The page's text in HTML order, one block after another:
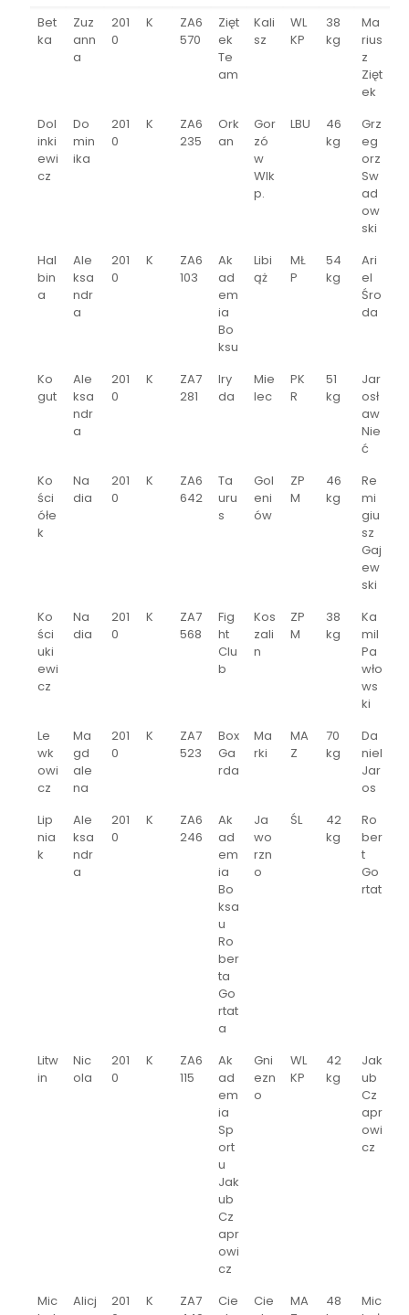
Bet
ka
Zuz
ann
a
201
0
K
ZA6
570
Zięt
ek
Te
am
Kali
sz
WL
KP
38
kg
Ma
rius
z
Zięt
ek
Dol
inki
ewi
cz
Do
min
ika
201
0
K
ZA6
235
Ork
an
Gor
zó
w
Wlk
p.
LBU
46
kg
Grz
eg
orz
Sw
ad
ow
ski
Hal
bin
a
Ale
ksa
ndr
a
201
0
K
ZA6
103
Ak
ad
em
ia
Bo
ksu
Libi
ąż
MŁ
P
54
kg
Ari
el
Śro
da
Ko
gut
Ale
ksa
ndr
a
201
0
K
ZA7
281
Iry
da
Mie
lec
PK
R
51
kg
Jar
osł
aw
Nie
ć
Ko
ści
ółe
k
Na
dia
201
0
K
ZA6
642
Ta
uru
s
Gol
eni
ów
ZP
M
46
kg
Re
mi
giu
sz
Gaj
ew
ski
Ko
ści
uki
ewi
cz
Na
dia
201
0
K
ZA7
568
Fig
ht
Clu
b
Kos
zali
n
ZP
M
38
kg
Ka
mil
Pa
wło
ws
ki
Le
wk
owi
cz
Ma
gd
ale
na
201
0
K
ZA7
523
Box
Ga
rda
Ma
rki
MA
Z
70
kg
Da
niel
Jar
os
Lip
nia
k
Ale
ksa
ndr
a
201
0
K
ZA6
246
Ak
ad
em
ia
Bo
ksa
u
Ro
ber
ta
Go
rtat
a
Ja
wo
rzn
o
ŚL
42
kg
Ro
ber
t
Go
rtat
Litw
in
Nic
ola
201
0
K
ZA6
115
Ak
ad
em
ia
Sp
ort
u
Jak
ub
Cz
apr
owi
cz
Gni
ezn
o
WL
KP
42
kg
Jak
ub
Cz
apr
owi
cz
Mic
Alicj
201
K
ZA7
Cie
Cie
MA
48
Mic